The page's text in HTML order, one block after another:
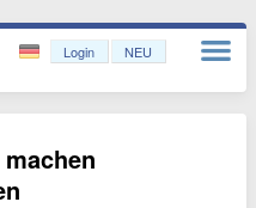
Login NEU